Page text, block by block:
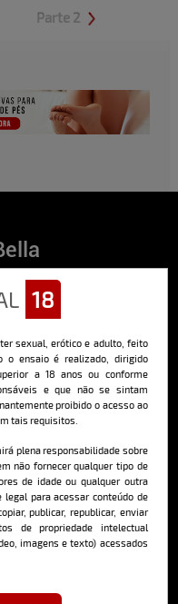
Parte 2
18
sexual, erótico e adulto, feito
o ensaio é realizado, dirigido
a 18 anos ou conforme
e que não se sintam
proibido o acesso ao
tais requisitos.
plena responsabilidade sobre
não fornecer qualquer tipo de
de idade ou qualquer outra
legal para acessar conteúdo de
publicar, republicar, enviar
de propriedade intelectual
imagens e texto) acessados
revista masculina digital
vídeos exclusivos de alta
saúde, esportes, moda,
a mais
da internet
emails da Bella da Semana